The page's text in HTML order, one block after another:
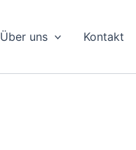
Über uns Kontakt